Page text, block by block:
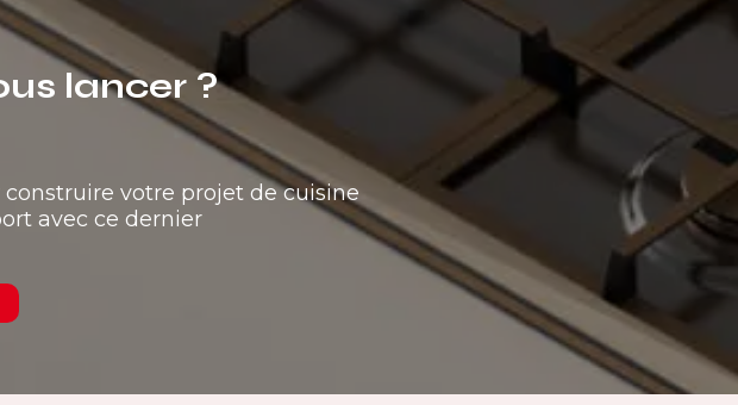
lancer ?
votre projet de cuisine
avec ce dernier